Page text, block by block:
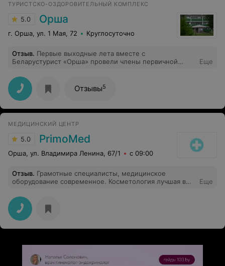
ТУРИСТСКО-ОЗДОРОВИТЕЛЬНЫЙ КОМПЛЕКС
5.0 Орша
г. Орша, ул. 1 Мая, 72 Круглосуточно
Отзыв. Первые выходные лета вместе с
Беларустурист «Орша» провели члены первичной
в блистательном Санкт-Петербурге. Два дня в этом
прекрасном городе пролетели как одно мгновение.
Эмоции от красоты и величия города переполняли
всех. Огромное спасибо Туристско-оздоровительному
комплексу «Орша», за прекрасно проведённые
продажам и маркетингу Максимчик Татьяне за
организацию экскурсионного мероприятия.
Еще
Отзывы5
МЕДИЦИНСКИЙ ЦЕНТР
5.0 PrimoMed
Орша, ул. Владимира Ленина, 67/1 с 09:00
Отзыв. Грамотные специалисты, медицинское
оборудование современное. Косметология лучшая в
антиэйдж процедур, результат. Ощутим сразу. Спасибо
Еще